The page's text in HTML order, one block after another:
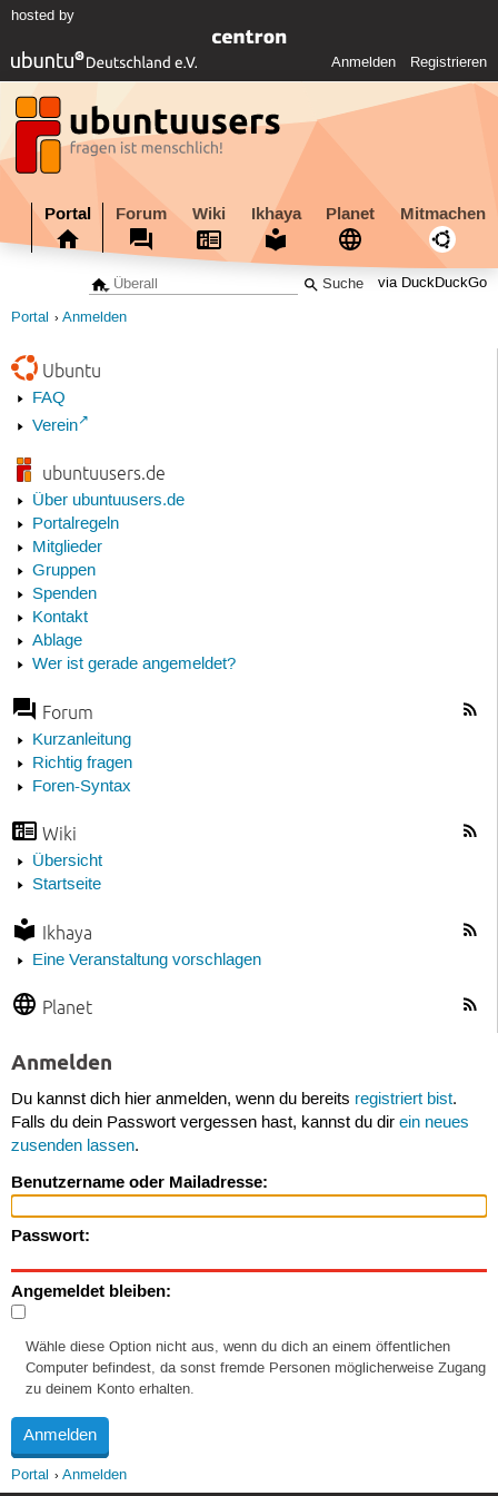
hosted by
Anmelden Registrieren
Portal Forum Wiki Ikhaya Planet Mitmachen
via DuckDuckGo
Portal Anmelden
Ubuntu
FAQ
Verein
ubuntuusers.de
Über ubuntuusers.de
Portalregeln
Mitglieder
Gruppen
Spenden
Kontakt
Ablage
Wer ist gerade angemeldet?
Forum
Kurzanleitung
Richtig fragen
Foren-Syntax
Wiki
Übersicht
Startseite
Ikhaya
Eine Veranstaltung vorschlagen
Planet
Anmelden
Du kannst dich hier anmelden, wenn du bereits registriert bist.
Falls du dein Passwort vergessen hast, kannst du dir ein neues
zusenden lassen.
Benutzername oder Mailadresse:
Passwort:
Angemeldet bleiben:
Wähle diese Option nicht aus, wenn du dich an einem öffentlichen
Computer befindest, da sonst fremde Personen möglicherweise Zugang
zu deinem Konto erhalten.
Portal Anmelden